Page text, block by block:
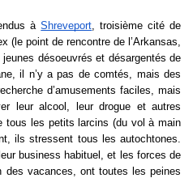
à Shreveport , troisième cité de
(le point de rencontre de l’Arkansas,
désoeuvrés et désargentés de
il n’y a pas de comtés, mais des
d’amusements faciles, mais
leur alcool, leur drogue et autres
tous les petits larcins (du vol à main
ils stressent tous les autochtones.
business habituel, et les forces de
des vacances, ont toutes les peines